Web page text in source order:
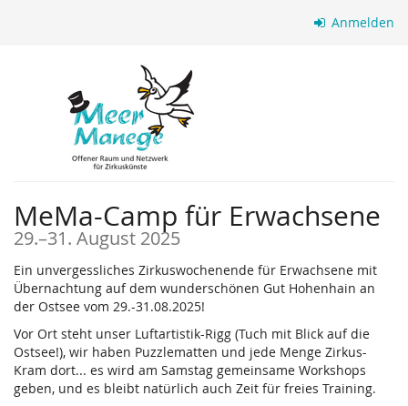
Anmelden
MeMa-Camp für Erwachsene
29.–bis
31. August 2025
Ein unvergessliches Zirkuswochenende für Erwachsene mit
Übernachtung auf dem wunderschönen Gut Hohenhain an
der Ostsee vom 29.-31.08.2025!
Vor Ort steht unser Luftartistik-Rigg (Tuch mit Blick auf die
Ostsee!), wir haben Puzzlematten und jede Menge Zirkus-
Kram dort... es wird am Samstag gemeinsame Workshops
geben, und es bleibt natürlich auch Zeit für freies Training.